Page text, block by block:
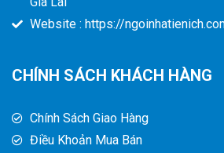
Website : https://
CHÍNH SÁCH KHÁCH HÀNG
Chính Sách Giao Hàng
Điều Khoản Mua Bán